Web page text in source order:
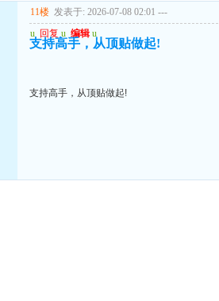
11楼 发表于: 2026-07-08 02:01 ---
u 回复 u 编辑 u
支持高手，从顶贴做起!
支持高手，从顶贴做起!